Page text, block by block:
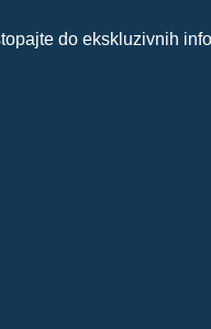
do ekskluzivnih